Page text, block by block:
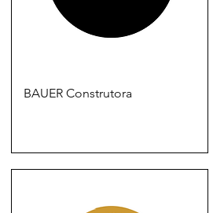
BAUER Construtora